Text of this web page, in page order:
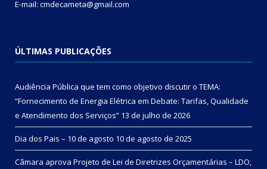
E-mail: cmdecameta@gmail.com
ÚLTIMAS PUBLICAÇÕES
Audiência Pública que tem como objetivo discutir o TEMA:
“Fornecimento de Energia Elétrica em Debate: Tarifas, Qualidade
e Atendimento dos Serviços” 13 de julho de 2026
Dia dos Pais – 10 de agosto 10 de agosto de 2025
Câmara aprova Projeto de Lei de Diretrizes Orçamentárias – LDO,